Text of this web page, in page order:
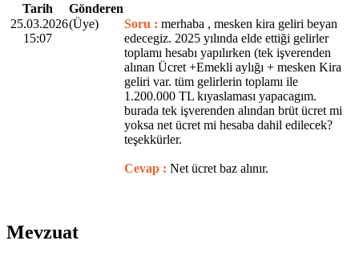
Tarih
Gönderen
25.03.2026
15:07
(Üye) Soru : merhaba , mesken kira geliri beyan
edecegiz. 2025 yılında elde ettiği gelirler
toplamı hesabı yapılırken (tek işverenden
alınan Ücret +Emekli aylığı + mesken Kira
geliri var. tüm gelirlerin toplamı ile
1.200.000 TL kıyaslaması yapacagım.
burada tek işverenden alından brüt ücret mi
yoksa net ücret mi hesaba dahil edilecek?
teşekkürler.
Cevap : Net ücret baz alınır.
Mevzuat